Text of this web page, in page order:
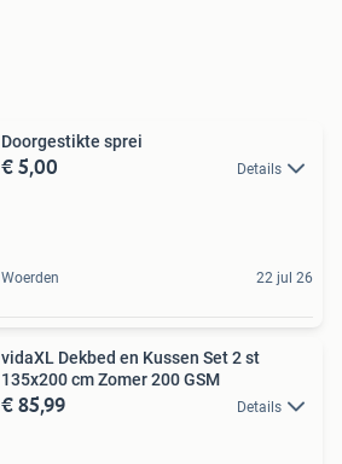
Doorgestikte sprei
€ 5,00 Details
Woerden 22 jul 26
vidaXL Dekbed en Kussen Set 2 st
135x200 cm Zomer 200 GSM
€ 85,99 Details